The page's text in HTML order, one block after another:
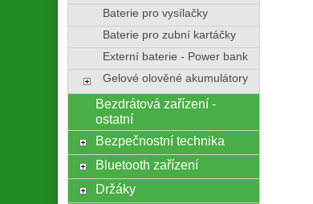
Baterie pro vysílačky
Baterie pro zubní kartáčky
Externí baterie - Power bank
Gelové olověné akumulátory
Bezdrátová zařízení -
ostatní
Bezpečnostní technika
Bluetooth zařízení
Držáky